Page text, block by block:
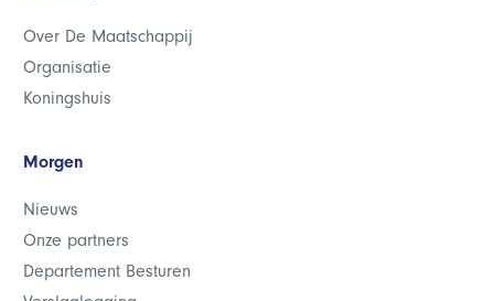
Over De Maatschappij
Organisatie
Koningshuis
Morgen
Nieuws
Onze partners
Departement Besturen